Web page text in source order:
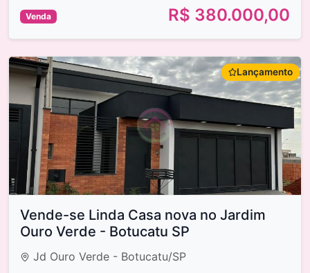
Venda R$ 380.000,00
Lançamento
Vende-se Linda Casa nova no Jardim
Ouro Verde - Botucatu SP
Jd Ouro Verde - Botucatu/SP